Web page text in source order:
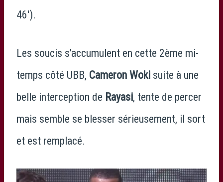
46′).
Les soucis s’accumulent en cette 2ème mi-
temps côté UBB, Cameron Woki suite à une
belle interception de Rayasi, tente de percer
mais semble se blesser sérieusement, il sort
et est remplacé.